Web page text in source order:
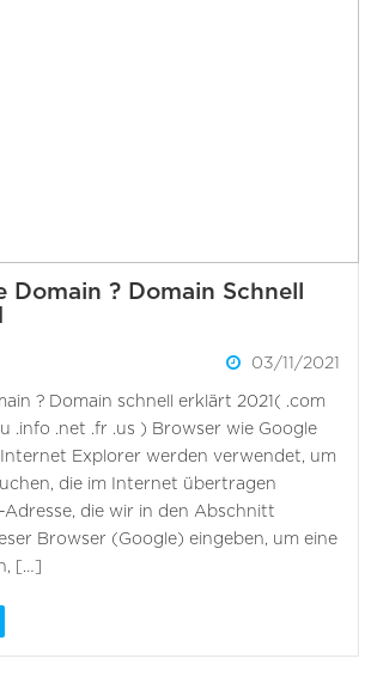
Domain ? Domain Schnell
03/11/2021
? Domain schnell erklärt 2021( .com
.info .net .fr .us ) Browser wie Google
Explorer werden verwendet, um
die im Internet übertragen
Adresse, die wir in den Abschnitt
Browser (Google) eingeben, um eine
[…]